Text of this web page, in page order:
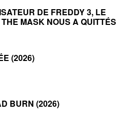
DE FREDDY 3, LE
MASK NOUS A QUITTÉS
(2026)
BURN (2026)